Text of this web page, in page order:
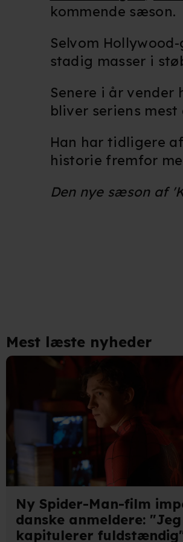
hele
Vi
Når vi
læse
kommende sæson.
Selvom
stadig masser i
Senere i år vender
bliver seriens
Han har tidligere
historie fremfor
Den nye sæson af
Mest læste nyheder
Ny Spider-Man-film
danske anmeldere: "Jeg
kapitulerer